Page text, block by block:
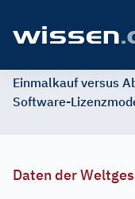
Einmalkauf versus
Software-
Daten der